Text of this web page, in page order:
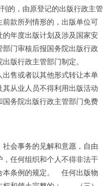
的，由原登记的出版行政主管
款所列情形的，出版单位可
年度出版计划及涉及国家安
门审核后报国务院出版行政
院出版行政主管部门制定。
售或者以其他形式转让本单
从业人员不得利用出版活动
务院出版行政主管部门免费
会事务的见解和意愿，自由
任何组织和个人不得非法干
条例的规定。　任何出版物